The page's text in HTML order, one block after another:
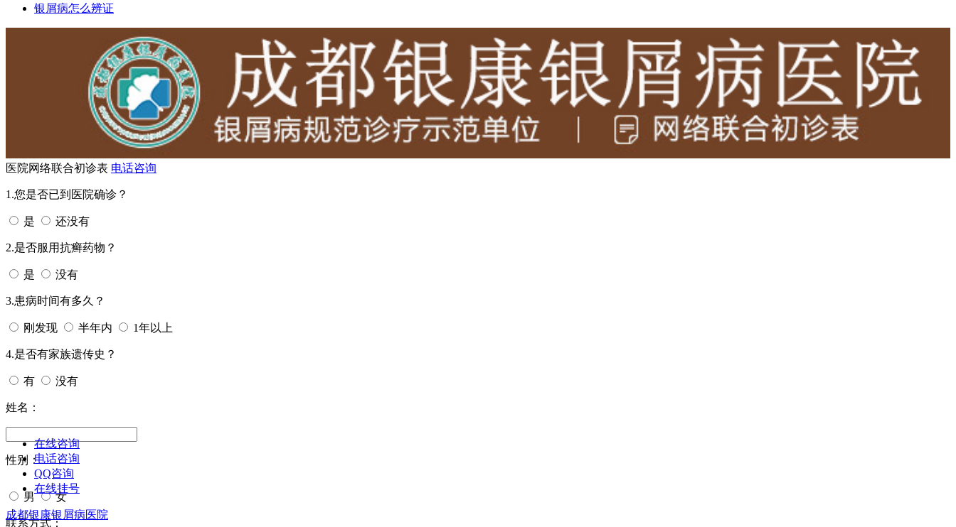
银屑病怎么辨证
医院网络联合初诊表 电话咨询
1.您是否已到医院确诊？
是 还没有
2.是否服用抗癣药物？
是 没有
3.患病时间有多久？
刚发现 半年内 1年以上
4.是否有家族遗传史？
有 没有
姓名：
性别：
男 女
今天日期：
联系方式：
在线咨询
电话咨询
QQ咨询
在线挂号
成都银康银屑病医院